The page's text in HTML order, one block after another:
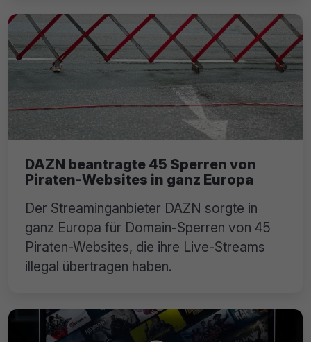
DAZN beantragte 45 Sperren von
Piraten-Websites in ganz Europa
Der Streaminganbieter DAZN sorgte in
ganz Europa für Domain-Sperren von 45
Piraten-Websites, die ihre Live-Streams
illegal übertragen haben.